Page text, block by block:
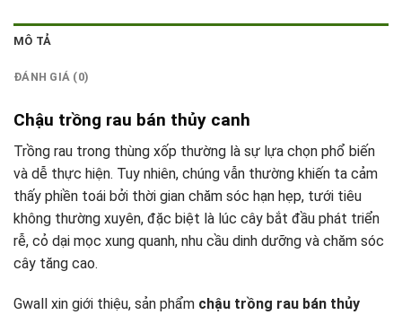
MÔ TẢ
ĐÁNH GIÁ (0)
Chậu trồng rau bán thủy canh
Trồng rau trong thùng xốp thường là sự lựa chọn phổ biến
và dễ thực hiện. Tuy nhiên, chúng vẫn thường khiến ta cảm
thấy phiền toái bởi thời gian chăm sóc hạn hẹp, tưới tiêu
không thường xuyên, đặc biệt là lúc cây bắt đầu phát triển
rễ, cỏ dại mọc xung quanh, nhu cầu dinh dưỡng và chăm sóc
cây tăng cao.
Gwall xin giới thiệu, sản phẩm chậu trồng rau bán thủy